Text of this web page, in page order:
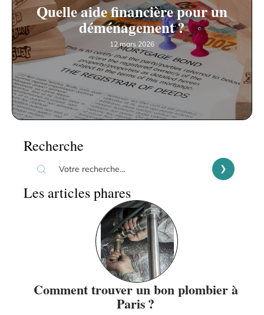
Quelle aide financière pour un
déménagement ?
12 mars 2026
Recherche
Les articles phares
Comment trouver un bon plombier à
Paris ?